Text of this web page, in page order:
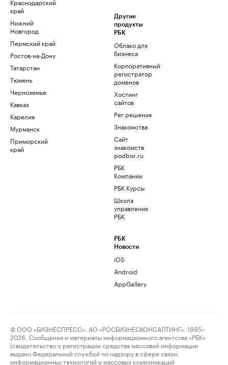
край
Нижний
Новгород
Пермский край
Ростов-на-Дону
Татарстан
Тюмень
Черноземье
Кавказ
Карелия
Мурманск
Приморский
край
Другие
продукты
РБК
Облако для
бизнеса
Корпоративный
регистратор
доменов
Хостинг
сайтов
Рег.решения
Знакомства
Сайт
знакомств
podbor.ru
РБК
Компании
РБК Курсы
Школа
управления
РБК
РБК
Новости
iOS
Android
AppGallery
© ООО «БИЗНЕСПРЕСС», АО «РОСБИЗНЕСКОНСАЛТИНГ», 1995–
2026. Сообщения и материалы информационного агентства «РБК»
(свидетельство о регистрации средства массовой информации
выдано Федеральной службой по надзору в сфере связи,
информационных технологий и массовых коммуникаций